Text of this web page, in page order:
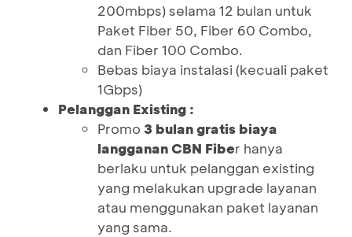
200mbps) selama 12 bulan untuk
Paket Fiber 50, Fiber 60 Combo,
dan Fiber 100 Combo.
Bebas biaya instalasi (kecuali paket
1Gbps)
Pelanggan Existing :
Promo 3 bulan gratis biaya
langganan CBN Fiber hanya
berlaku untuk pelanggan existing
yang melakukan upgrade layanan
atau menggunakan paket layanan
yang sama.